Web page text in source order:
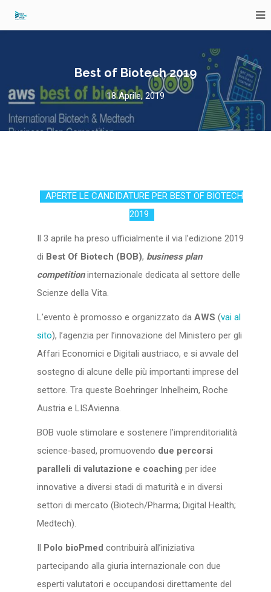
Best of Biotech 2019
18 Aprile, 2019
APERTE LE CANDIDATURE PER BEST OF BIOTECH
2019
Il 3 aprile ha preso ufficialmente il via l’edizione 2019
di Best Of Biotech (BOB), business plan
competitioninternazionale dedicata al settore delle
Scienze della Vita.
L’evento è promosso e organizzato daAWS (vai al
sito), l’agenzia per l’innovazione del Ministero per gli
Affari Economici e Digitali austriaco, e si avvale del
sostegno di alcune delle più importanti imprese del
settore. Tra queste Boehringer Inhelheim, Roche
Austria e LISAvienna.
BOB vuole stimolare e sostenere l’imprenditorialità
science-based, promuovendo due percorsi
paralleli di valutazione e coaching per idee
innovative a diversi stadi di maturità e in diversi
settori di mercato (Biotech/Pharma; Digital Health;
Medtech).
Polo bioPmed contribuirà all’iniziativa
partecipando alla giuria internazionale con due
esperti valutatori e occupandosi direttamente del